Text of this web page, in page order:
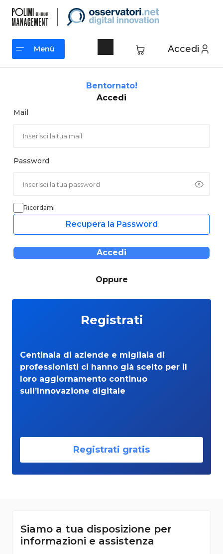
contenuto
Accedi
Menù
Bentornato!
Accedi
Mail
Password
Ricordami
Recupera la Password
Accedi
Oppure
Registrati
Centinaia di aziende e migliaia di
professionisti ci hanno già scelto per il
loro aggiornamento continuo
sull’Innovazione digitale
Registrati gratis
Siamo a tua disposizione per
informazioni e assistenza